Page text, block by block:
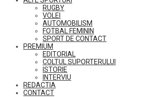
RUGBY
VOLEI
AUTOMOBILISM
FOTBAL FEMININ
SPORT DE CONTACT
PREMIUM
EDITORIAL
COLTUL SUPORTERULUI
ISTORIE
INTERVIU
REDACTIA
CONTACT